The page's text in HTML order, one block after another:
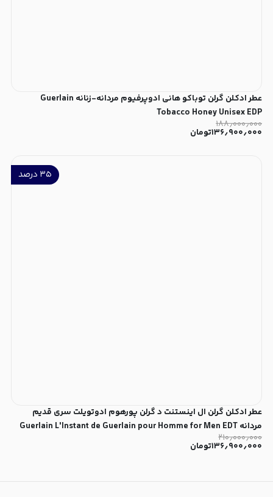
عطر ادکلن گرلن توباکو هانی ادوپرفیوم مردانه-زنانه Guerlain
Tobacco Honey Unisex EDP
۱۸۸٫۰۰۰٫۰۰۰
۱۳۶٫۹۰۰٫۰۰۰تومان
۳۵ درصد
عطر ادکلن گرلن ال اینستنت د گرلن پورهوم ادوتویلت سری قدیم
مردانه Guerlain L'Instant de Guerlain pour Homme for Men EDT
۲۱۰٫۰۰۰٫۰۰۰
۱۳۶٫۹۰۰٫۰۰۰تومان